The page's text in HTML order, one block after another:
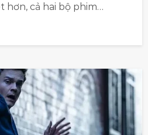
hơn, cả hai bộ phim…